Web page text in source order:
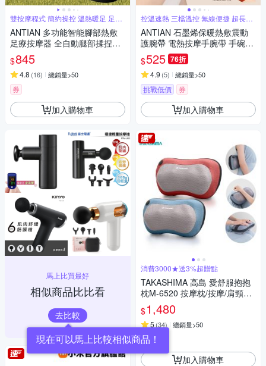
雙按摩程式 簡約操控 溫熱暖足 足底
滾刮
ANTIAN 多功能智能腳部熱敷
足療按摩器 全自動腿部揉捏按
摩機 腳底經絡疏通儀（交換禮
物）
$845
4.8 (16) 總銷量>50
券
加入購物車
馬上比買最好
相似商品比比看
去比較
控溫速熱 三檔溫控 無線便捷 超長續
航
ANTIAN 石墨烯保暖熱敷震動
護腕帶 電熱按摩手腕帶 手碗按
摩儀 手腕保暖神器
$525 76折
4.9 (5) 總銷量>50
挑戰低價 券
加入購物車
消費3000★送3%超贈點
TAKASHIMA 高島 愛舒服抱抱
枕M-6520 按摩枕/按摩/肩頸按
摩/溫熱揉捏
$1,480
5(34) 總銷量>50
券
加入購物車